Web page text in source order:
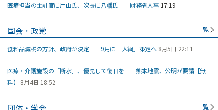
医療担当の主計官に片山氏、次長に八幡氏 財務省人事 17:19
国会・政党 一覧
食料品減税の方針、政府が決定 9月に「大綱」策定へ 8月5日 22:11
医療・介護施設の「断水」、優先して復旧を 熊本地震、公明が要請【無
料】
8月4日 18:52
団体・学会 一覧